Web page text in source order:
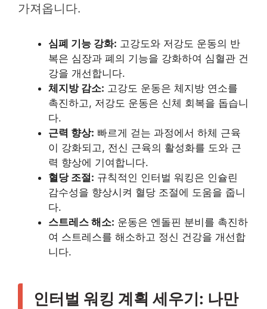
가져옵니다.
심폐 기능 강화: 고강도와 저강도 운동의 반
복은 심장과 폐의 기능을 강화하여 심혈관 건
강을 개선합니다.
체지방 감소: 고강도 운동은 체지방 연소를
촉진하고, 저강도 운동은 신체 회복을 돕습니
다.
근력 향상: 빠르게 걷는 과정에서 하체 근육
이 강화되고, 전신 근육의 활성화를 도와 근
력 향상에 기여합니다.
혈당 조절: 규칙적인 인터벌 워킹은 인슐린
감수성을 향상시켜 혈당 조절에 도움을 줍니
다.
스트레스 해소: 운동은 엔돌핀 분비를 촉진하
여 스트레스를 해소하고 정신 건강을 개선합
니다.
인터벌 워킹 계획 세우기: 나만